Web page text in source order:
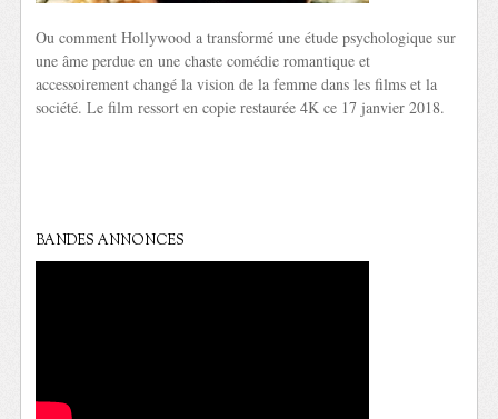
Ou comment Hollywood a transformé une étude psychologique sur
une âme perdue en une chaste comédie romantique et
accessoirement changé la vision de la femme dans les films et la
société. Le film ressort en copie restaurée 4K ce 17 janvier 2018.
BANDES ANNONCES